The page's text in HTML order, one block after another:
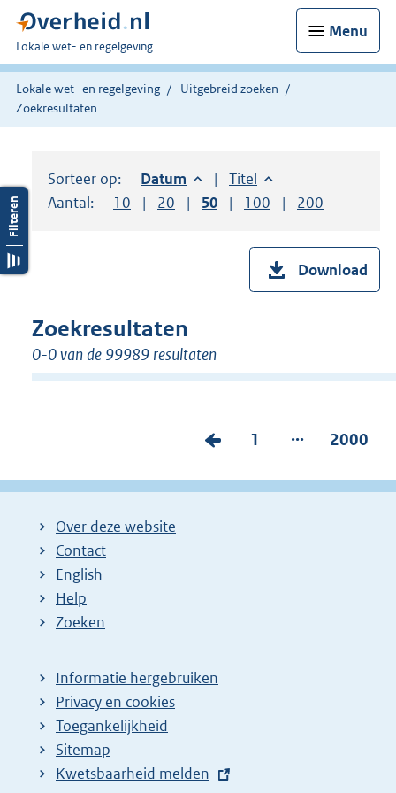
Menu
U
bent
hier:
Lokale wet- en regelgeving
Lokale wet- en regelgeving
Uitgebreid zoeken
Zoekresultaten
Sorteer op: Sorteer op:
Datum aflopendSorteer op:
Titel oplopend
Aantal:
Toon
10 resultaten per pagina
Toon
20 resultaten per pagina
Toon
50 resultaten per pagina
Toon
100 resultaten per
Toon
200
Download
Zoekresultaten
0-0 van de 99989 resultaten
V
r
i
o
P
g
1 ...
P
g
2000
Over deze website
Contact
English
Help
Zoeken
Informatie hergebruiken
Privacy en cookies
Toegankelijkheid
Sitemap
E
Kwetsbaarheid melden